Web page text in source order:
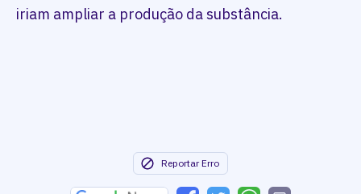
iriam ampliar a produção da substância.
Reportar Erro